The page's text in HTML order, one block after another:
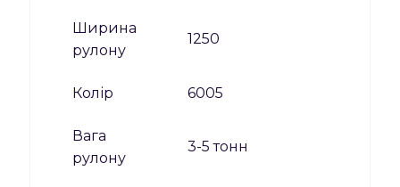
Ширина
рулону
1250
Колір 6005
Вага
рулону
3-5 тонн